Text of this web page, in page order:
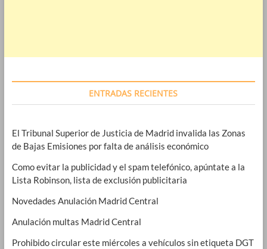
ENTRADAS RECIENTES
El Tribunal Superior de Justicia de Madrid invalida las Zonas
de Bajas Emisiones por falta de análisis económico
Como evitar la publicidad y el spam telefónico, apúntate a la
Lista Robinson, lista de exclusión publicitaria
Novedades Anulación Madrid Central
Anulación multas Madrid Central
Prohibido circular este miércoles a vehículos sin etiqueta DGT